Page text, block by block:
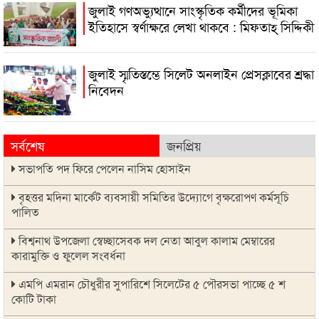
জুলাই গণঅভ্যুত্থানে সাংস্কৃতিক কর্মীদের ভূমিকা
ইতিহাসে স্বর্ণাক্ষরে লেখা থাকবে : মিফতাহ্ সিদ্দিকী
জুলাই স্মৃতিস্তম্ভে সিলেট অনলাইন প্রেসক্লাবের শ্রদ্ধা
নিবেদন
সর্বশেষ জনপ্রিয়
সভাপতি পদ ফিরে পেলেন নাসিম হোসাইন
বৃহত্তর মদিনা মার্কেট ব্যবসায়ী সমিতির উদ্যোগে বৃক্ষরোপণ কর্মসূচি
পালিত
বিশ্বনাথ উপজেলা স্বেচ্ছাসেবক দল নেতা আবুল কালাম মেম্বারের
কারামুক্তি ও ফুলেল সংবর্ধনা
এমপি এমরান চৌধুরীর সুপারিশে সিলেটের ৫ পৌরসভা পাচ্ছে ৫ শ
কোটি টাকা